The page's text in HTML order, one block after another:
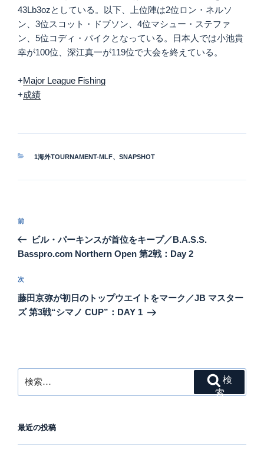
43Lb3ozとしている。以下、上位陣は2位ロン・ネルソ
ン、3位スコット・ドブソン、4位マシュー・ステファ
ン、5位コディ・パイクとなっている。日本人では小池貴
幸が100位、深江真一が119位で大会を終えている。
+Major League Fishing
+成績
カ
1海外TOURNAMENT-MLF、 SNAPSHOT
投
ナ
ゲ
ー
シ
前
の
投
前
ビル・パーキンスが首位をキープ／B.A.S.S.
Basspro.com Northern Open 第2戦：Day 2
次
の
投
次
藤田京弥が初日のトップウエイトをマーク／JB マスター
ズ 第3戦“シマノ CUP”：DAY 1
索:
索
最近の投稿